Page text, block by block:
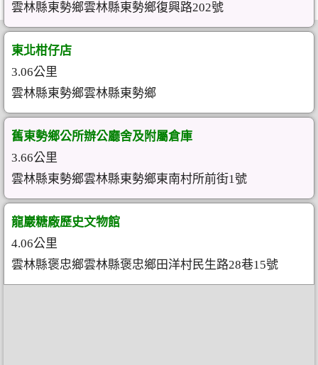
雲林縣東勢鄉雲林縣東勢鄉復興路202號
東北柑仔店
3.06公里
雲林縣東勢鄉雲林縣東勢鄉
舊東勢鄉公所辦公廳舍及附屬倉庫
3.66公里
雲林縣東勢鄉雲林縣東勢鄉東南村所前街1號
龍巖糖廠歷史文物館
4.06公里
雲林縣褒忠鄉雲林縣褒忠鄉田洋村民生路28巷15號